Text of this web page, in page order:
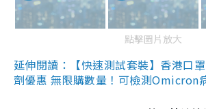
點擊圖片放大
延伸閱讀：【快速測試套裝】香港口
劑優惠 無限購數量！可檢測Omicron